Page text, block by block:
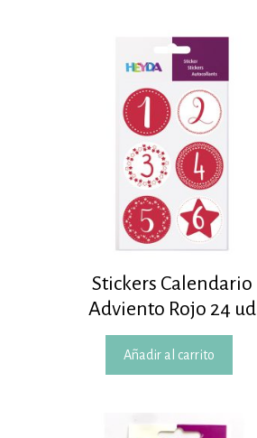
Stickers Calendario
Adviento Rojo 24 ud
Añadir al carrito